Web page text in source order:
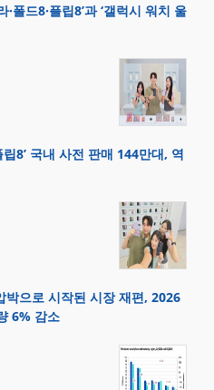
폴드8·플립8’과 ‘갤럭시 워치 울
립8’ 국내 사전 판매 144만대, 역
으로 시작된 시장 재편, 2026
6% 감소